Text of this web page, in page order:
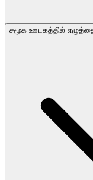
சமூக ஊடகத்தில்